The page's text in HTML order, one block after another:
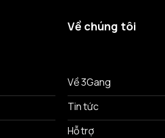
Về chúng tôi
Về 3Gang
Tin tức
Hỗ trợ